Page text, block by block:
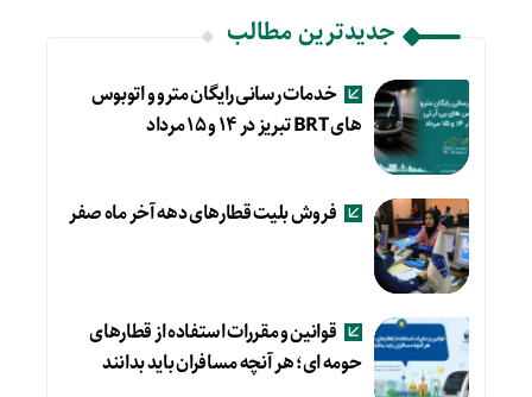
جدیدترین مطالب
خدمات رسانی رایگان مترو و اتوبوس
های BRT تبریز در ۱۴ و ۱۵ مرداد
فروش بلیت قطارهای دهه آخر ماه صفر
قوانین و مقررات استفاده از قطارهای
حومه ای؛ هر آنچه مسافران باید بدانند